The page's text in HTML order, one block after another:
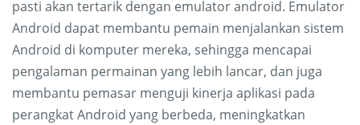
pasti akan tertarik dengan emulator android. Emulator
Android dapat membantu pemain menjalankan sistem
Android di komputer mereka, sehingga mencapai
pengalaman permainan yang lebih lancar, dan juga
membantu pemasar menguji kinerja aplikasi pada
perangkat Android yang berbeda, meningkatkan